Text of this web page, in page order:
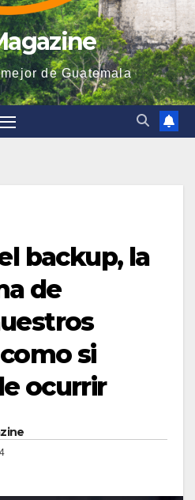
de Guatemala
backup, la
de
si
ocurrir